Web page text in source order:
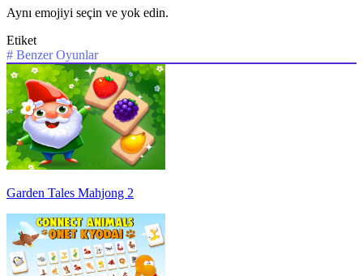
Aynı emojiyi seçin ve yok edin.
Etiket
# Benzer Oyunlar
Garden Tales Mahjong 2